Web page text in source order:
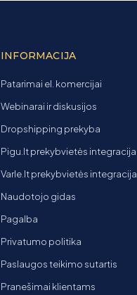
INFORMACIJA
Patarimai el. komercijai
Webinarai ir diskusijos
Dropshipping prekyba
Pigu.lt prekybvietės integracija
Varle.lt prekybvietės integracija
Naudotojo gidas
Pagalba
Privatumo politika
Paslaugos teikimo sutartis
Pranešimai klientams